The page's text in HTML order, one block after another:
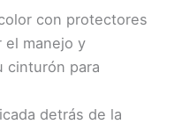
con protectores
el manejo y
cinturón para
detrás de la